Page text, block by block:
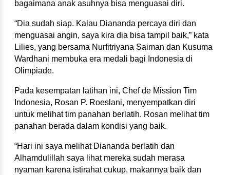
bagaimana anak asuhnya bisa menguasai diri.
“Dia sudah siap. Kalau Diananda percaya diri dan
menguasai angin, saya kira dia bisa tampil baik,” kata
Lilies, yang bersama Nurfitriyana Saiman dan Kusuma
Wardhani membuka era medali bagi Indonesia di
Olimpiade.
Pada kesempatan latihan ini, Chef de Mission Tim
Indonesia, Rosan P. Roeslani, menyempatkan diri
untuk melihat tim panahan berlatih. Rosan melihat tim
panahan berada dalam kondisi yang baik.
“Hari ini saya melihat Diananda berlatih dan
Alhamdulillah saya lihat mereka sudah merasa
nyaman karena istirahat cukup, makannya baik dan